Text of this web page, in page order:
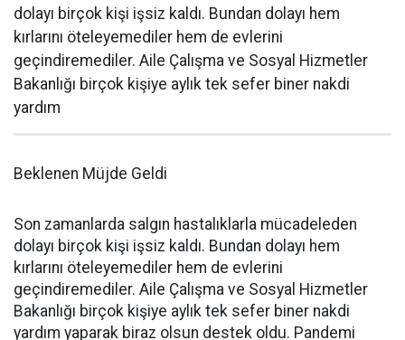
dolayı birçok kişi işsiz kaldı. Bundan dolayı hem
kırlarını öteleyemediler hem de evlerini
geçindiremediler. Aile Çalışma ve Sosyal Hizmetler
Bakanlığı birçok kişiye aylık tek sefer biner nakdi
yardım
Beklenen Müjde Geldi
Son zamanlarda salgın hastalıklarla mücadeleden
dolayı birçok kişi işsiz kaldı. Bundan dolayı hem
kırlarını öteleyemediler hem de evlerini
geçindiremediler. Aile Çalışma ve Sosyal Hizmetler
Bakanlığı birçok kişiye aylık tek sefer biner nakdi
yardım yaparak biraz olsun destek oldu. Pandemi